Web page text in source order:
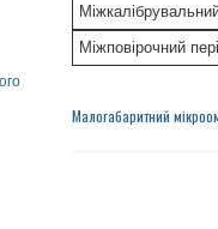
Міжповірочний
Малогабаритний